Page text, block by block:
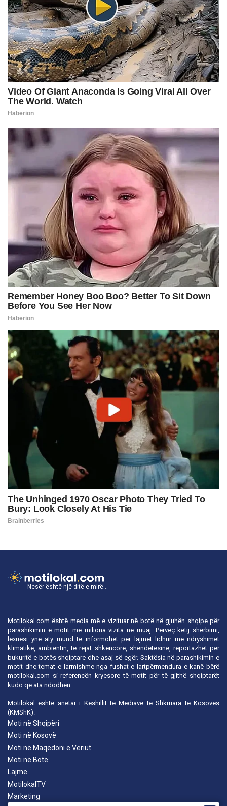
Nesër është një ditë e mirë...
Motilokal.com është media më e vizituar në botë në gjuhën shqipe për
parashikimin e motit me miliona vizita në muaj. Përveç këtij shërbimi,
lexuesi ynë aty mund të informohet për lajmet lidhur me ndryshimet
klimatike, ambientin, të rejat shkencore, shëndetësinë, reportazhet për
bukuritë e botës shqiptare dhe asaj së egër. Saktësia në parashikimin e
motit dhe temat e larmishme nga fushat e lartpërmendura e kanë bërë
motilokal.com si referencën kryesore të motit për të gjithë shqiptarët
kudo që ata ndodhen.
Motilokal është anëtar i Këshillit të Mediave të Shkruara të Kosovës
(KMShK).
Moti në Shqipëri
Moti në Kosovë
Moti në Maqedoni e Veriut
Moti në Botë
Lajme
MotilokalTV
Marketing